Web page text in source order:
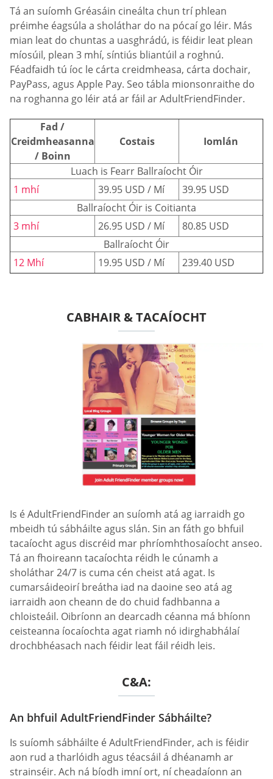
Tá an suíomh Gréasáin cineálta chun trí phlean
préimhe éagsúla a sholáthar do na pócaí go léir. Más
mian leat do chuntas a uasghrádú, is féidir leat plean
míosúil, plean 3 mhí, síntiús bliantúil a roghnú.
Féadfaidh tú íoc le cárta creidmheasa, cárta dochair,
PayPass, agus Apple Pay. Seo tábla mionsonraithe do
na roghanna go léir atá ar fáil ar AdultFriendFinder.
Fad /
Creidmheasanna
/ Boinn
Costais Iomlán
Luach is Fearr Ballraíocht Óir
1 mhí
39.95 USD / Mí
39.95 USD
Ballraíocht Óir is Coitianta
3 mhí
26.95 USD / Mí
80.85 USD
Ballraíocht Óir
12 Mhí
19.95 USD / Mí 239.40 USD
CABHAIR & TACAÍOCHT
Is é AdultFriendFinder an suíomh atá ag iarraidh go
mbeidh tú sábháilte agus slán. Sin an fáth go bhfuil
tacaíocht agus discréid mar phríomhthosaíocht anseo.
Tá an fhoireann tacaíochta réidh le cúnamh a
sholáthar 24/7 is cuma cén cheist atá agat. Is
cumarsáideoirí breátha iad na daoine seo atá ag
iarraidh aon cheann de do chuid fadhbanna a
chloisteáil. Oibríonn an dearcadh céanna má bhíonn
ceisteanna íocaíochta agat riamh nó idirghabhálaí
drochbhéasach nach féidir leat fáil réidh leis.
C&A:
An bhfuil AdultFriendFinder Sábháilte?
Is suíomh sábháilte é AdultFriendFinder, ach is féidir
aon rud a tharlóidh agus téacsáil á dhéanamh ar
strainséir. Ach ná bíodh imní ort, ní cheadaíonn an